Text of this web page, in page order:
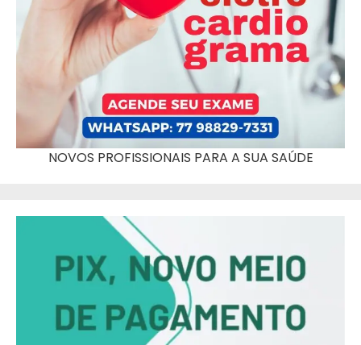
NOVOS PROFISSIONAIS PARA A SUA SAÚDE